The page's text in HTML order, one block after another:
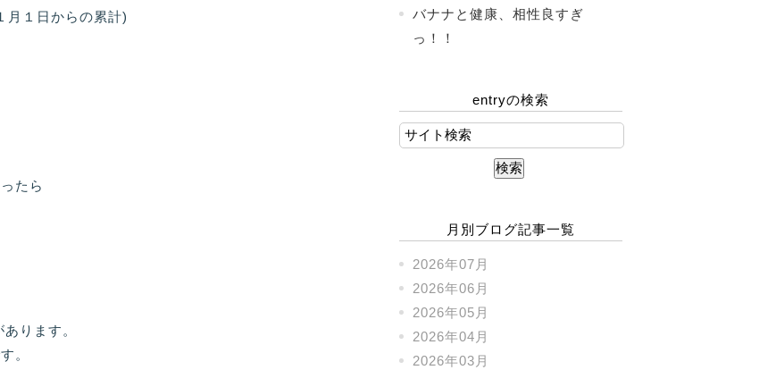
月１日からの累計)
たら
ります。
。
バナナと健康、相性良すぎ
っ！！
entryの検索
月別ブログ記事一覧
2026年07月
2026年06月
2026年05月
2026年04月
2026年03月